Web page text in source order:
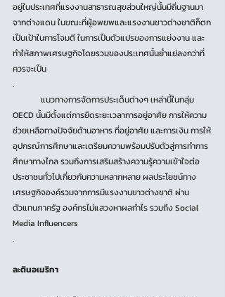
อยู่ในประเทศที่แรงงานสาธารณสุขส่วนใหญ่นั้นมีถิ่นฐานมา
จากต่างแดน ในขณะที่ผู้อพยพและแรงงานชาวต่างชาติก็ตก
เป็นเป้าในการโจมตี ในการเป็นตัวแปรของการแย่งงาน และ
ทำให้สภาพเศรษฐกิจโดยรวมของประเทศนั้นย่ำแย่ลงกว่าที่
ควรจะเป็น
.
OECD นั้นมีตั้งแต่การยืดระยะเวลาการอยู่อาศัย การให้ความ
ช่วยเหลือทางปัจจัยด้านอาหาร ที่อยู่อาศัย และการเงิน การให้
อุปกรณ์การศึกษาและเตรียมความพร้อมปรับตัวสู่การทำการ
ศึกษาทางไกล รวมถึงการเสริมสร้างความรู้ความเข้าใจต่อ
ประชาชนทั่วไปเกี่ยวกับความหลากหลาย ผลประโยชน์ทาง
เศรษฐกิจองค์รวมจากการมีแรงงานชาวต่างชาติ ผ่าน
ตัวแทนภาครัฐ องค์กรไม่แสวงหาผลกำไร รวมถึง Social
Media Influencers
.
ละตินอเมริกา